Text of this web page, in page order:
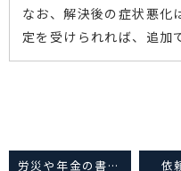
なお、解決後の症状悪化
定を受けられれば、追加
労災や年金の書類の書き方指導をしてほしかったです 依